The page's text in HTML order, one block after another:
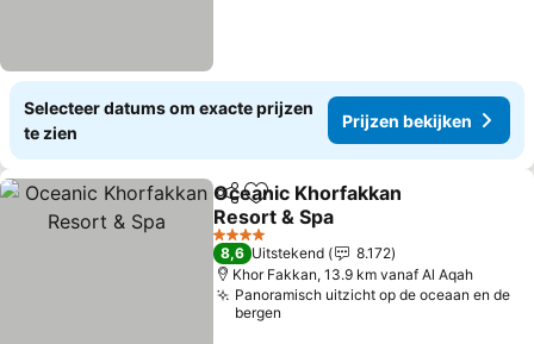
Selecteer datums om exacte prijzen
te zien
Prijzen bekijken
DelenToevoegen aan favorieten
Oceanic Khorfakkan
Resort & Spa
Prijzen bekijken
4 Sterren
8,6 Uitstekend
8.172
Khor Fakkan, 13.9 km vanaf Al Aqah
Panoramisch uitzicht op de oceaan en de
bergen